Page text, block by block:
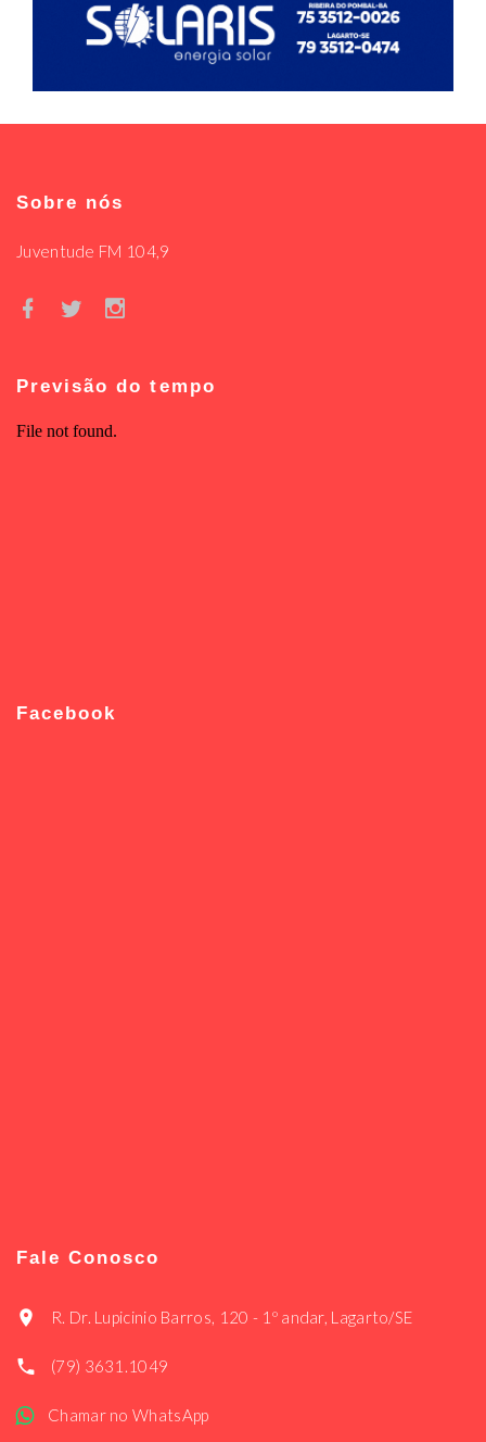
Sobre nós
Juventude FM 104,9
Previsão do tempo
Facebook
Fale Conosco
R. Dr. Lupicinio Barros, 120 - 1º andar, Lagarto/SE
(79) 3631.1049
Chamar no WhatsApp